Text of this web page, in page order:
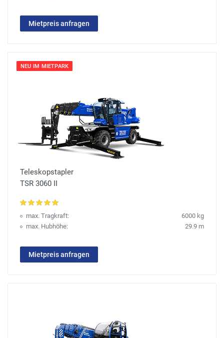
Mietpreis anfragen
NEU IM MIETPARK
Teleskopstapler
TSR 3060 II
max. Tragkraft:
6000 kg
max. Hubhöhe:
29.9 m
Mietpreis anfragen